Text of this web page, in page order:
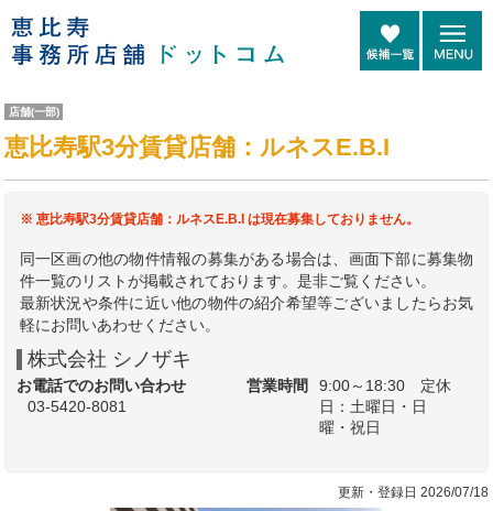
店舗(一部)
恵比寿駅3分賃貸店舗：ルネスE.B.I
※ 恵比寿駅3分賃貸店舗：ルネスE.B.I は現在募集しておりません。
同一区画の他の物件情報の募集がある場合は、画面下部に募集物
件一覧のリストが掲載されております。是非ご覧ください。
最新状況や条件に近い他の物件の紹介希望等ございましたらお気
軽にお問いあわせください。
株式会社 シノザキ
お電話でのお問い合わせ
03-5420-8081
営業時間
9:00～18:30 定休
日：土曜日・日
曜・祝日
更新・登録日 2026/07/18